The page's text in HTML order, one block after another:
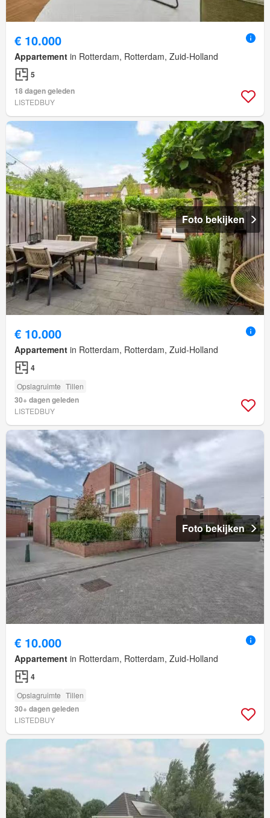
€ 10.000
Appartement in Rotterdam, Rotterdam, Zuid-Holland
5
18 dagen geleden
LISTEDBUY
Foto bekijken
€ 10.000
Appartement in Rotterdam, Rotterdam, Zuid-Holland
4
Opslagruimte Tillen
30+ dagen geleden
LISTEDBUY
Foto bekijken
€ 10.000
Appartement in Rotterdam, Rotterdam, Zuid-Holland
4
Opslagruimte Tillen
30+ dagen geleden
LISTEDBUY